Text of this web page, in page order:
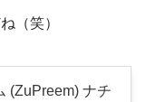
（笑）
(ZuPreem) ナチ